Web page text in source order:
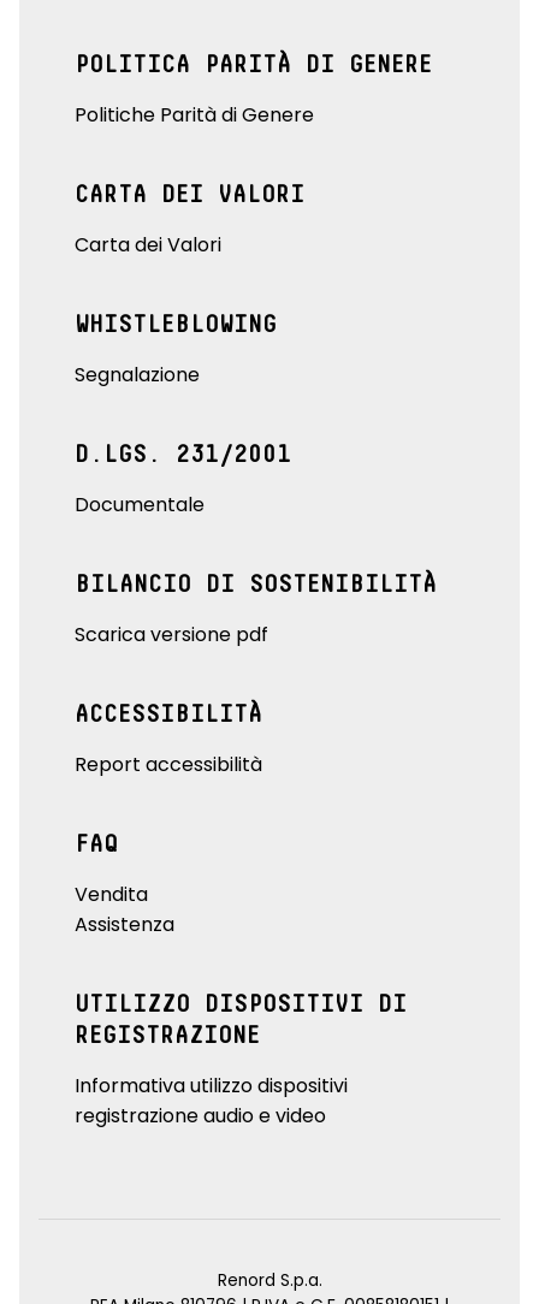
POLITICA PARITÀ DI GENERE
Politiche Parità di Genere
CARTA DEI VALORI
Carta dei Valori
WHISTLEBLOWING
Segnalazione
D.LGS. 231/2001
Documentale
BILANCIO DI SOSTENIBILITÀ
Scarica versione pdf
ACCESSIBILITÀ
Report accessibilità
FAQ
Vendita
Assistenza
UTILIZZO DISPOSITIVI DI
REGISTRAZIONE
Informativa utilizzo dispositivi
registrazione audio e video
Renord S.p.a.